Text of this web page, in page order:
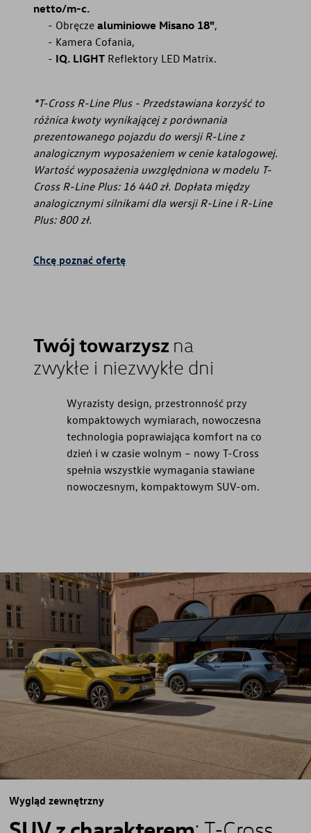
Instagram
netto/m-c.⁠
Obręcze aluminiowe Misano 18",
Kamera Cofania,
IQ. LIGHT Reflektory LED Matrix.
*T-Cross R-Line Plus - Przedstawiana korzyść to
różnica kwoty wynikającej z porównania
prezentowanego pojazdu do wersji R-Line z
analogicznym wyposażeniem w cenie katalogowej.
Wartość wyposażenia uwzględniona w modelu T-
Cross R-Line Plus: 16 440 zł. Dopłata między
analogicznymi silnikami dla wersji R-Line i R-Line
Plus: 800 zł.
Chcę poznać ofertę
Twój towarzysz na
zwykłe i niezwykłe dni
Wyrazisty design, przestronność przy
kompaktowych wymiarach, nowoczesna
technologia poprawiająca komfort na co
dzień i w czasie wolnym – nowy T-Cross
spełnia wszystkie wymagania stawiane
nowoczesnym, kompaktowym SUV-om.
Wygląd zewnętrzny